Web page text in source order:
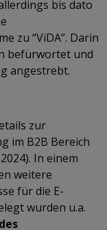
bis dato
zu “ViDA”. Darin
befürwortet und
angestrebt.
zur
im B2B Bereich
In einem
weitere
für die E-
wurden u.a.